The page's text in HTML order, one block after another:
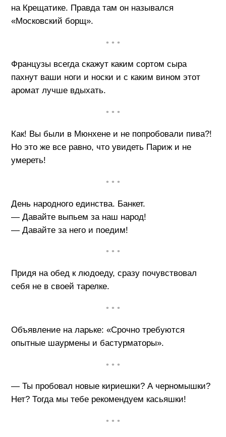
на Крещатике. Правда там он назывался
«Московский борщ».
• • •
Французы всегда скажут каким сортом сыра
пахнут ваши ноги и носки и с каким вином этот
аромат лучше вдыхать.
• • •
Как! Вы были в Мюнхене и не попробовали пива?!
Но это же все равно, что увидеть Париж и не
умереть!
• • •
День народного единства. Банкет.
— Давайте выпьем за наш народ!
— Давайте за него и поедим!
• • •
Придя на обед к людоеду, сразу почувствовал
себя не в своей тарелке.
• • •
Объявление на ларьке: «Срочно требуются
опытные шаурмены и бастурматоры».
• • •
— Ты пробовал новые кириешки? А черномышки?
Нет? Тогда мы тебе рекомендуем касьяшки!
• • •